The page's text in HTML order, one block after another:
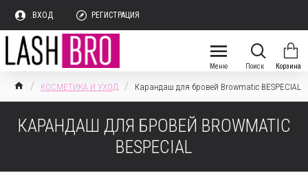
.ВХОД РЕГИСТРАЦИЯ
КОСМЕТИКА И УХОД Карандаш для бровей Browmatic BESPECIAL
КАРАНДАШ ДЛЯ БРОВЕЙ BROWMATIC
BESPECIAL